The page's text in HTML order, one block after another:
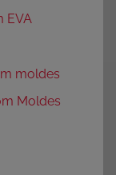
EVA
moldes
Moldes